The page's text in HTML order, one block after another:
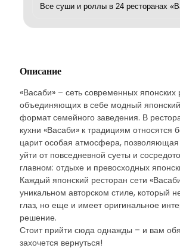
Описание
«Васаби» – сеть современных японских
объединяющих в себе модный
формат семейного заведения. В
кухни «Васаби» к традициям относятся
царит особая атмосфера, позволяющая
уйти от повседневной суеты и
главном: отдыхе и превосходных
Каждый японский ресторан сети
уникальном авторском стиле, который
глаз, но еще и имеет оригинальное
решение.
Стоит прийти сюда однажды – и вам
захочется вернуться!